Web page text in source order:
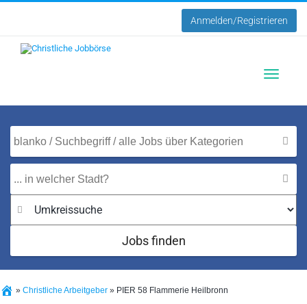
Anmelden/Registrieren
Jobs finden
» Christliche Arbeitgeber » PIER 58 Flammerie Heilbronn